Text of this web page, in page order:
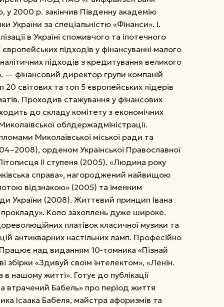
у 2000 р. закінчив Південну академію
України за спеціальністю «Фінанси». І.
в Україні споживчого та іпотечного
підходів у фінансуванні малого
підходів з кредитування великого
— фінансовий директор групи компаній
світових та топ 5 європейських лідерів
Проходив стажування у фінансових
до складу комітету з економічних
обл­держадміністрації.
Миколаївської міської ради та
орденом Української Православної
ІІ ступеня (2005). «Людина року
справа», нагороджений найвищою
відзнакою» (2005) та іменним
України (2008). Життєвий принцип Івана
Коло захоплень дуже широке.
платівок класичної музики та
антикварних настільних ламп. Професійно
над виданням 10-томника «Пізнай
«Здивуй своїм інтелектом», «Ленін.
нашому житті». Готує до публікації
втрачений Бабель» про період життя
Ісаака Бабеля, майстра афоризмів та